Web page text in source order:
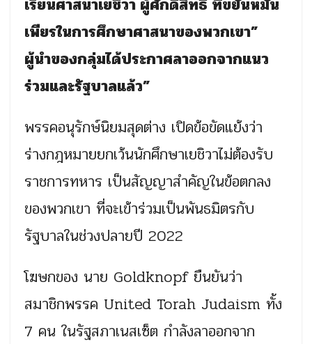
เพียรในการศึกษาศาสนาของพวกเขา”
ผู้นำของกลุ่มได้ประกาศลาออกจากแนว
ร่วมและรัฐบาลแล้ว”
พรรคอนุรักษ์นิยมสุดต่าง เปิดข้อขัดแย้งว่า
ร่างกฎหมายยกเว้นนักศึกษาเยชิวาไม่ต้องรับ
ราชการทหาร เป็นสัญญาสำคัญในข้อตกลง
ของพวกเขา ที่จะเข้าร่วมเป็นพันธมิตรกับ
รัฐบาลในช่วงปลายปี 2022
โฆษกของ นาย Goldknopf ยืนยันว่า
สมาชิกพรรค United Torah Judaism ทั้ง
7 คน ในรัฐสภาเนสเซ็ต กำลังลาออกจาก